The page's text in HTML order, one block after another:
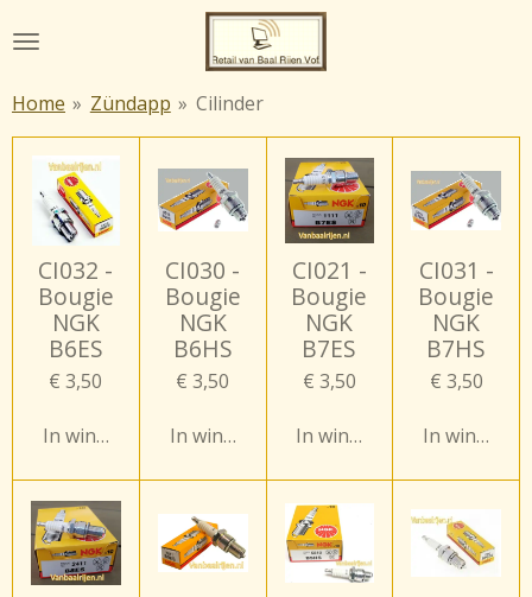
direct
de
hoofdinhoud
Home » Zündapp » Cilinder
CI032 -
Bougie
NGK
B6ES
€ 3,50
In winkelwagen
CI030 -
Bougie
NGK
B6HS
€ 3,50
In winkelwagen
CI021 -
Bougie
NGK
B7ES
€ 3,50
In winkelwagen
CI031 -
Bougie
NGK
B7HS
€ 3,50
In